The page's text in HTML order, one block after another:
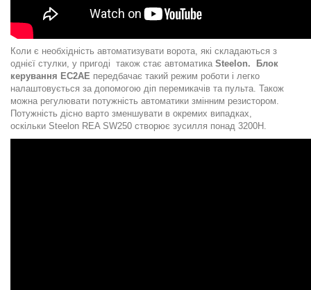
Коли є необхідність автоматизувати ворота, які складаються з
однієї стулки, у пригоді також стає автоматика Steelon.
Блок
керування EC2AE передбачає такий режим роботи і легко
налаштовується за допомогою діп перемикачів та пульта. Також
можна регулювати потужність автоматики змінним резистором.
Потужність дісно варто зменшувати в окремих випадках,
оскільки Steelon REA SW250 створює зусилля понад 3200Н.